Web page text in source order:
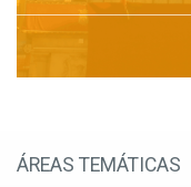
ÁREAS TEMÁTICAS